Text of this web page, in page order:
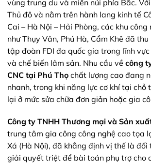
vùng trung du và miền núi phía Bắc.
Thủ đô và nằm trên hành lang kinh tế
Cai – Hà Nội – Hải Phòng, các khu công
như Thụy Vân, Phú Hà, Cẩm Khê đã
tập đoàn FDI đa quốc gia trong lĩnh
và chế biến lâm sản. Nhu cầu về công
CNC tại Phú Thọ chất lượng cao đang
nhanh, trong khi năng lực cơ khí tại chỗ
lại ở mức sửa chữa đơn giản hoặc gia
Công ty TNHH Thương mại và Sản
trung tâm gia công công nghệ cao tọa
Xá (Hà Nội), đã khẳng định vị thế là đối
giải quyết triệt để bài toán phụ trợ cho